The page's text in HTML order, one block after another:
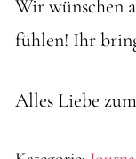
Wir wünschen
fühlen! Ihr
Alles Liebe